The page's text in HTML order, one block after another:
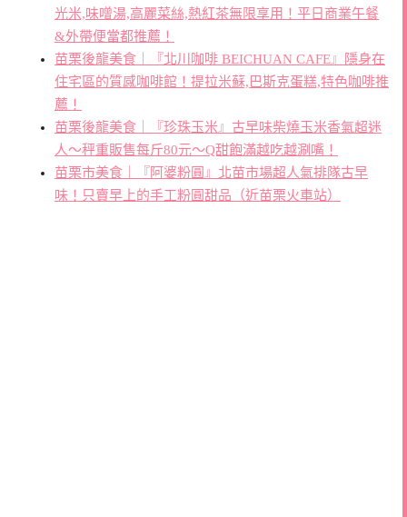
光米,味噌湯,高麗菜絲,熱紅茶無限享用！平日商業午餐
&外帶便當都推薦！
苗栗後龍美食｜『北川咖啡 BEICHUAN CAFE』隱身在
住宅區的質感咖啡館！提拉米蘇,巴斯克蛋糕,特色咖啡推
薦！
苗栗後龍美食｜『珍珠玉米』古早味柴燒玉米香氣超迷
人～秤重販售每斤80元～Q甜飽滿越吃越涮嘴！
苗栗市美食｜『阿婆粉圓』北苗市場超人氣排隊古早
味！只賣早上的手工粉圓甜品（近苗栗火車站）